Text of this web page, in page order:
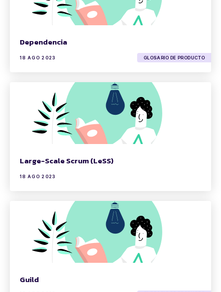
Dependencia
18 AGO 2023 GLOSARIO DE PRODUCTO
Large-Scale Scrum (LeSS)
18 AGO 2023
Guild